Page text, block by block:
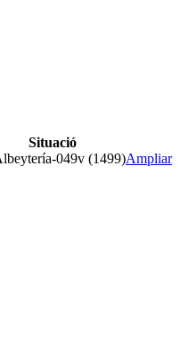
Situació
049v (1499)Ampliar